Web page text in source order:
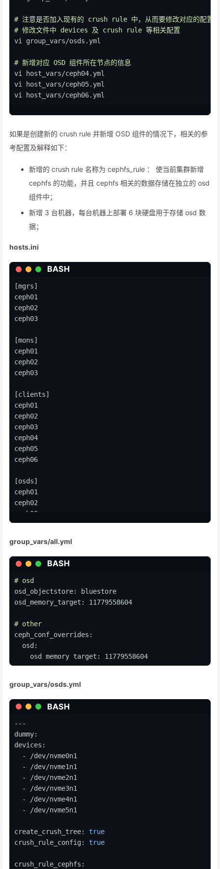
# 注意是否加入现有的 crush rule 中，从而要修改对应的配置
# 修改文件中 devices 及 crush rule 等相关配置
vi group_vars/osds.yml
# 新增对应 OSD 组件所在节点的信息
vi host_vars/ceph04.yml
vi host_vars/ceph05.yml
vi host_vars/ceph06.yml
# 更新当前控制节点的 hosts 文件
# 验证集群节点连通性，必要时需要将当前控制节点的公钥传输给
# 采集机器节点信息，如果在操作时本地没有采集到新增机器节点
ansible -i hosts.ini -m setup all
# 新增 OSD 组件
ansible-playbook -vvvv -i hosts.ini site.yml --
# 查看集群状态
ceph osd tree
ceph osd crush rule
ceph osd crush tree
如果是创建新的 crush rule 并新增 OSD 组件的情况下，相关的参
考配置及解释如下：
新增的 crush rule 名称为 cephfs_rule ： 使当前集群新增
cephfs 的功能，并且 cephfs 相关的数据存储在独立的 osd
组件中；
新增 3 台机器，每台机器上部署 6 块硬盘用于存储 osd 数
据；
hosts.ini
BASH
[mgrs]
ceph01
ceph02
ceph03
[mons]
ceph01
ceph02
ceph03
[clients]
ceph01
ceph02
ceph03
ceph04
ceph05
ceph06
[osds]
ceph01
ceph02
ceph03
ceph04
ceph06
[grafana-server]
ceph01
ceph02
ceph03
ceph05
ceph06
group_vars/all.yml
BASH
# osd
osd_objectstore: bluestore
osd_memory_target: 11779558604
# other
ceph_conf_overrides:
  osd:
    osd memory target: 11779558604
group_vars/osds.yml
BASH
---
dummy:
devices:
  - /dev/nvme0n1
  - /dev/nvme1n1
  - /dev/nvme2n1
  - /dev/nvme3n1
  - /dev/nvme4n1
  - /dev/nvme5n1
create_crush_tree: true
crush_rule_config: true
crush_rule_cephfs: